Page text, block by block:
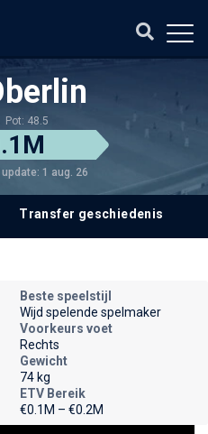
Pot: 48.5
1 aug. 26
Transfer geschiedenis
Beste speelstijl
Wijd spelende spelmaker
Voorkeurs voet
Rechts
Gewicht
74 kg
ETV Bereik
€0.1M – €0.2M